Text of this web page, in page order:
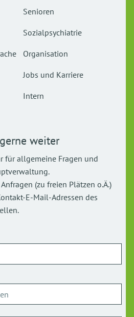
Senioren
Sozialpsychiatrie
Organisation
Jobs und Karriere
Intern
weiter
für allgemeine Fragen und
(zu freien Plätzen o.Ä.)
E-Mail-Adressen des